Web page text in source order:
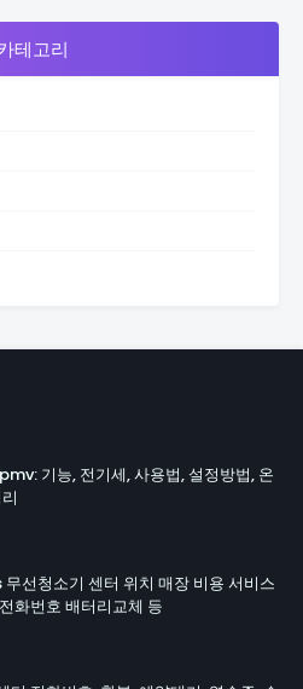
테고리
기능, 전기세, 사용법, 설정방법, 온
선청소기 센터 위치 매장 비용 서비스
화번호 배터리교체 등